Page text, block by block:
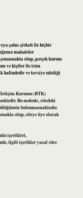
şahıs şirketi ile hiçbir
makaleler
olup, gerçek kurum
ve kişiler ile isim
halindedir ve tavsiye niteliği
Kurumu (BTK)
Bu nedenle, sitedeki
bulunmamaktadır.
olup, siteye üye olarak
içerikleri,
ilgili içerikler yasal süre